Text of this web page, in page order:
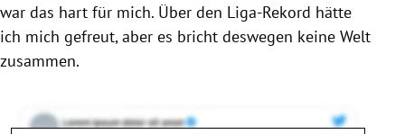
war das hart für mich. Über den Liga-Rekord hätte
ich mich gefreut, aber es bricht deswegen keine Welt
zusammen.